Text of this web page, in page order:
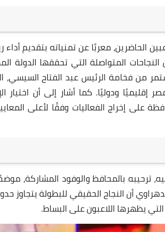
الحاضرين، معربًا عن تمنياته بتقديم
المتواصلة التي تحققها الدولة
من فخامة الرئيس عبد الفتاح السيسي،
إقليميًا ودوليًا. كما أشار إلى أن اختيار
إخراج الفعاليات وفقًا لأعلى
ترحيبه بالمحافظ والوفود المشاركة،
أن النجاح الحقيقي للبطولة يتجاوز
يظهرها اللاعبون على البساط.
31 مايو 2026